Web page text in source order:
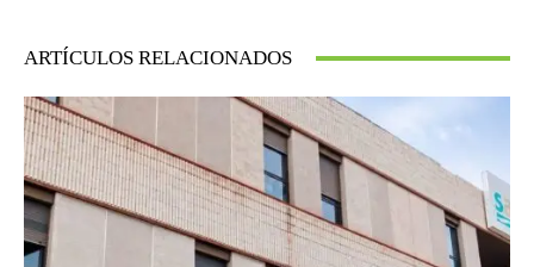
ARTÍCULOS RELACIONADOS